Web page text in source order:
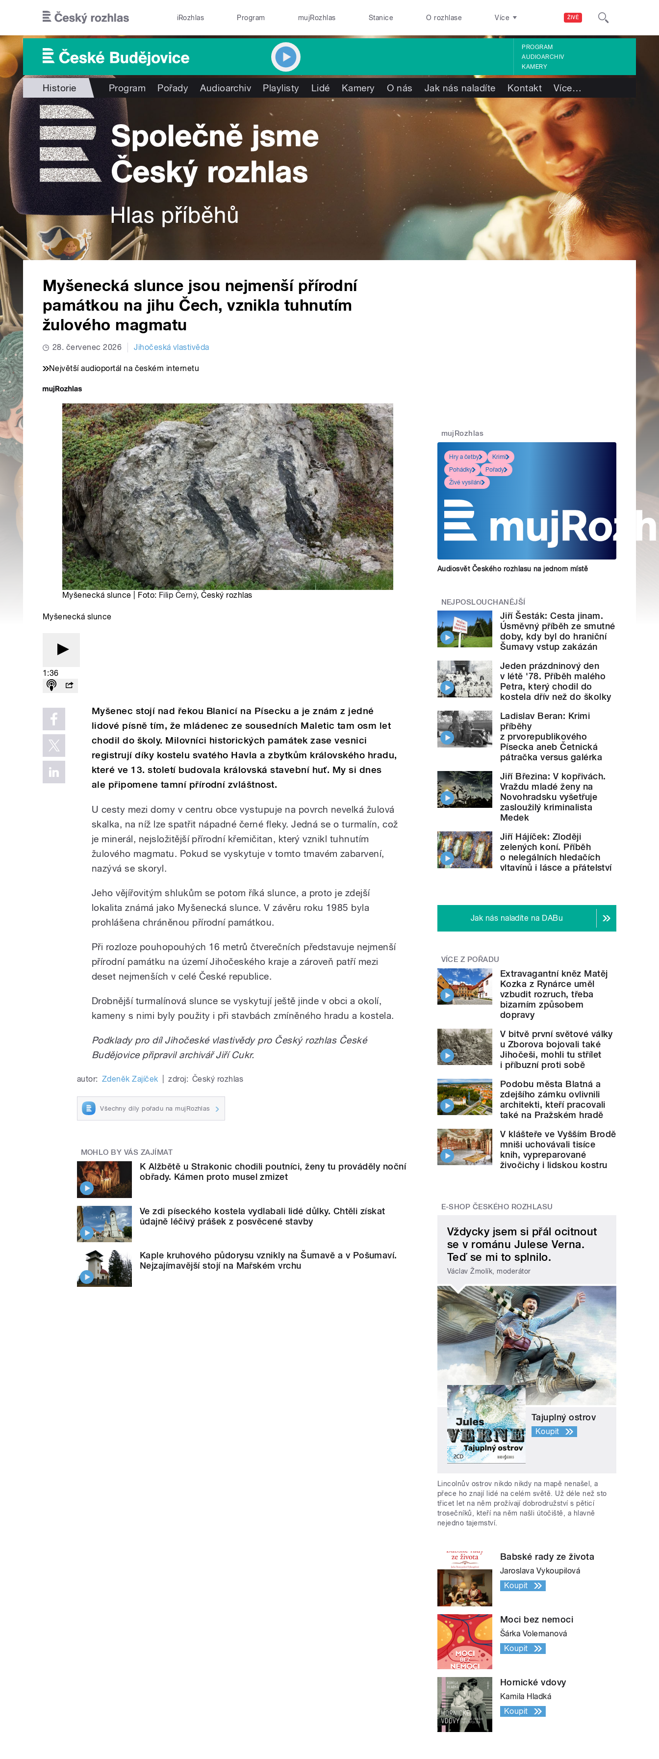
ŽIVĚ
iRozhlas Program mujRozhlas Stanice O rozhlase Více
PROGRAM
AUDIOARCHIV
KAMERY
Historie Program Pořady Audioarchiv Playlisty Lidé Kamery O nás Jak nás naladíte Kontakt Více…
Myšenecká slunce jsou nejmenší přírodní
památkou na jihu Čech, vznikla tuhnutím
žulového magmatu
28. červenec 2026 Jihočeská vlastivěda
Největší audioportál na českém internetu
Myšenecká slunce | Foto: Filip Černý, Český rozhlas
Myšenecká slunce
1:36
Myšenec stojí nad řekou Blanicí na Písecku a je znám z jedné
lidové písně tím, že mládenec ze sousedních Maletic tam osm let
chodil do školy. Milovníci historických památek zase vesnici
registrují díky kostelu svatého Havla a zbytkům královského hradu,
které ve 13. století budovala královská stavební huť. My si dnes
ale připomene tamní přírodní zvláštnost.
U cesty mezi domy v centru obce vystupuje na povrch nevelká žulová
skalka, na níž lze spatřit nápadné černé fleky. Jedná se o turmalín, což
je minerál, nejsložitější přírodní křemičitan, který vznikl tuhnutím
žulového magmatu. Pokud se vyskytuje v tomto tmavém zabarvení,
nazývá se skoryl.
Jeho vějířovitým shlukům se potom říká slunce, a proto je zdejší
lokalita známá jako Myšenecká slunce. V závěru roku 1985 byla
prohlášena chráněnou přírodní památkou.
Při rozloze pouhopouhých 16 metrů čtverečních představuje nejmenší
přírodní památku na území Jihočeského kraje a zároveň patří mezi
deset nejmenších v celé České republice.
Drobnější turmalínová slunce se vyskytují ještě jinde v obci a okolí,
kameny s nimi byly použity i při stavbách zmíněného hradu a kostela.
Podklady pro díl Jihočeské vlastivědy pro Český rozhlas České
Budějovice připravil archivář Jiří Cukr.
autor: Zdeněk Zajíček zdroj: Český rozhlas
Všechny díly pořadu na mujRozhlas
MOHLO BY VÁS ZAJÍMAT
K Alžbětě u Strakonic chodili poutníci, ženy tu prováděly noční
obřady. Kámen proto musel zmizet
Ve zdi píseckého kostela vydlabali lidé důlky. Chtěli získat
údajně léčivý prášek z posvěcené stavby
Kaple kruhového půdorysu vznikly na Šumavě a v Pošumaví.
Nejzajímavější stojí na Mařském vrchu
mujRozhlas
Hry a četby
Krimi
Pohádky
Pořady
Živé vysílání
Audiosvět Českého rozhlasu na jednom místě
NEJPOSLOUCHANĚJŠÍ
Jiří Šesták: Cesta jinam.
Úsměvný příběh ze smutné
doby, kdy byl do hraniční
Šumavy vstup zakázán
Jeden prázdninový den
v létě '78. Příběh malého
Petra, který chodil do
kostela dřív než do školky
Ladislav Beran: Krimi
příběhy
z prvorepublikového
Písecka aneb Četnická
pátračka versus galérka
Jiří Březina: V kopřivách.
Vraždu mladé ženy na
Novohradsku vyšetřuje
zasloužilý kriminalista
Medek
Jiří Hájíček: Zloději
zelených koní. Příběh
o nelegálních hledačích
vltavínů i lásce a přátelství
Jak nás naladíte na DABu
VÍCE Z POŘADU
Extravagantní kněz Matěj
Kozka z Rynárce uměl
vzbudit rozruch, třeba
bizarním způsobem
dopravy
V bitvě první světové války
u Zborova bojovali také
Jihočeši, mohli tu střílet
i příbuzní proti sobě
Podobu města Blatná a
zdejšího zámku ovlivnili
architekti, kteří pracovali
také na Pražském hradě
V klášteře ve Vyšším Brodě
mniši uchovávali tisíce
knih, vypreparované
živočichy i lidskou kostru
E-SHOP ČESKÉHO ROZHLASU
Vždycky jsem si přál ocitnout
se v románu Julese Verna.
Teď se mi to splnilo.
Václav Žmolík, moderátor
Tajuplný ostrov
Koupit
Lincolnův ostrov nikdo nikdy na mapě nenašel, a
přece ho znají lidé na celém světě. Už déle než sto
třicet let na něm prožívají dobrodružství s pěticí
trosečníků, kteří na něm našli útočiště, a hlavně
nejedno tajemství.
Babské rady ze života
Jaroslava Vykoupilová
Koupit
Moci bez nemoci
Šárka Volemanová
Koupit
Hornické vdovy
Kamila Hladká
Koupit